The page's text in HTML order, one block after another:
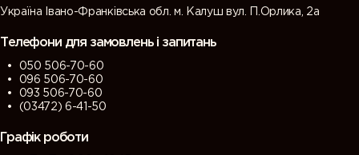
Україна Івано-Франківська обл. м. Калуш вул. П.Орлика, 2а
Телефони для замовлень і запитань
050 506-70-60
096 506-70-60
093 506-70-60
(03472) 6-41-50
Графік роботи